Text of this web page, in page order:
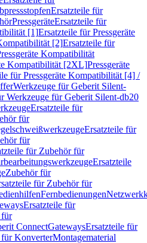
Ersatzteile für
PressgeräteErsatzteile für
[1]Ersatzteile für Pressgeräte
[2]Ersatzteile für
Kompatibilität
Kompatibilität [2XL]Pressgeräte
für Pressgeräte Kompatibilität [4] /
Werkzeuge für Geberit Silent-
Werkzeuge für Geberit Silent-db20
Ersatzteile für
für
Ersatzteile für
für
für Zubehör für
Ersatzteile
Zubehör für
für Zubehör für
Fernbedienungen
Ersatzteile für
für
ConnectGatewaysErsatzteile für
für KonverterMontagematerial